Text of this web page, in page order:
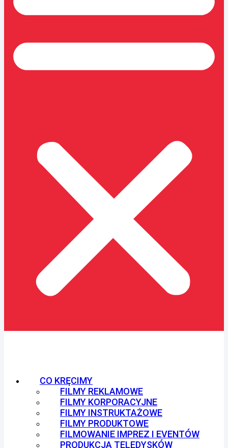
CO KRĘCIMY
FILMY REKLAMOWE
FILMY KORPORACYJNE
FILMY INSTRUKTAŻOWE
FILMY PRODUKTOWE
FILMOWANIE IMPREZ I EVENTÓW
PRODUKCJA TELEDYSKÓW